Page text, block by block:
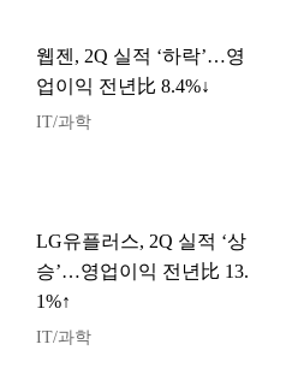
웹젠, 2Q 실적 ‘하락’…영
업이익 전년比 8.4%↓
IT/과학
LG유플러스, 2Q 실적 ‘상
승’…영업이익 전년比 13.
1%↑
IT/과학